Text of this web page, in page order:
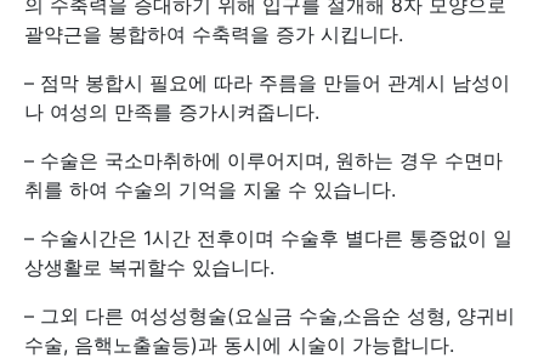
의 수축력을 증대하기 위해 입구를 절개해 8자 모양으로
괄약근을 봉합하여 수축력을 증가 시킵니다.
– 점막 봉합시 필요에 따라 주름을 만들어 관계시 남성이
나 여성의 만족를 증가시켜줍니다.
– 수술은 국소마취하에 이루어지며, 원하는 경우 수면마
취를 하여 수술의 기억을 지울 수 있습니다.
– 수술시간은 1시간 전후이며 수술후 별다른 통증없이 일
상생활로 복귀할수 있습니다.
– 그외 다른 여성성형술(요실금 수술,소음순 성형, 양귀비
수술, 음핵노출술등)과 동시에 시술이 가능합니다.